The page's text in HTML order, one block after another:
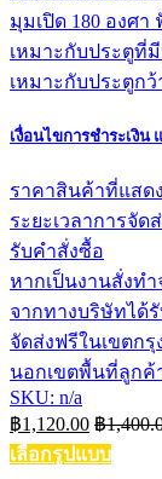
มุมเปิด 180 องศา
เหมาะกับประตูที่มี
เหมาะกับประตูกว้
เงื่อนไขการชำระเงิน
ราคาสินค้าที่แสด
ระยะเวลาการจั
รับคำสั่งซื้อ
หากเป็นงานสั่งทำ
จากทางบริษัทได้
จัดส่งฟรีในเขตก
นอกเขตพื้นที่ลูกค้
SKU: n/a
฿1,120.00 ฿
เลือกรูปแบบ